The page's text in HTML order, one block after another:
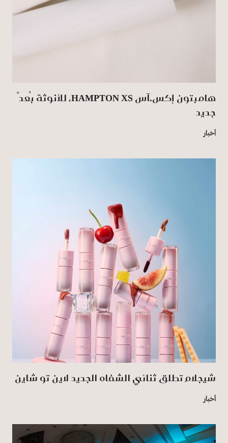
هامبتون إكس.آس HAMPTON XS، للأنوثة بُعدٌ
جديد
أخبار
شيجلام تطلق ثنائي الشفاه الجديد لاين تو شاين
أخبار